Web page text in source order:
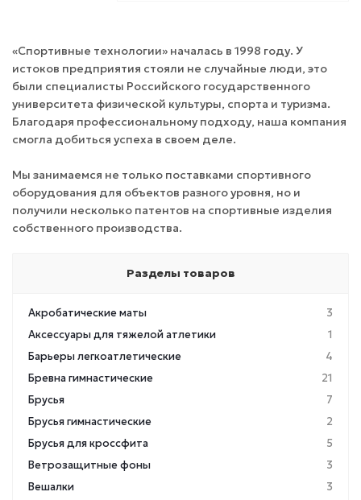
«Спортивные технологии» началась в 1998 году. У
истоков предприятия стояли не случайные люди, это
были специалисты Российского государственного
университета физической культуры, спорта и туризма.
Благодаря профессиональному подходу, наша компания
смогла добиться успеха в своем деле.
Мы занимаемся не только поставками спортивного
оборудования для объектов разного уровня, но и
получили несколько патентов на спортивные изделия
собственного производства.
Разделы товаров
Акробатические маты
3
Аксессуары для тяжелой атлетики
1
Барьеры легкоатлетические
4
Бревна гимнастические
21
Брусья
7
Брусья гимнастические
2
Брусья для кроссфита
5
Ветрозащитные фоны
3
Вешалки
3